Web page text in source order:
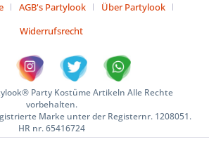
AGB's Partylook
Über Partylook
Widerrufsrecht
Party Kostüme Artikeln Alle Rechte
vorbehalten.
Marke unter der Registernr. 1208051.
HR nr. 65416724